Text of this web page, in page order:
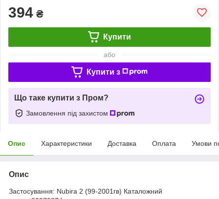
394 ₴
Купити
або
Купити з
Що таке купити з Пром?
Замовлення під захистом
Опис Характеристики Доставка Оплата Умови
Опис
Застосування: Nubira 2 (99-2001гв) Каталожний